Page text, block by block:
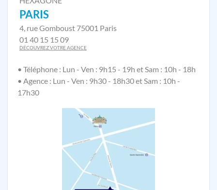
PARIS
4, rue Gomboust 75001 Paris
01 40 15 15 09
DÉCOUVREZ VOTRE AGENCE
• Téléphone : Lun - Ven : 9h15 - 19h et Sam : 10h - 18h
• Agence : Lun - Ven : 9h30 - 18h30 et Sam : 10h -
17h30